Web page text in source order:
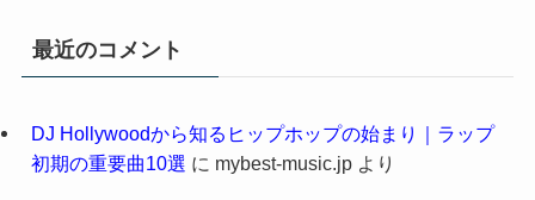
最近のコメント
DJ Hollywoodから知るヒップホップの始まり｜ラップ
初期の重要曲10選 に mybest-music.jpより